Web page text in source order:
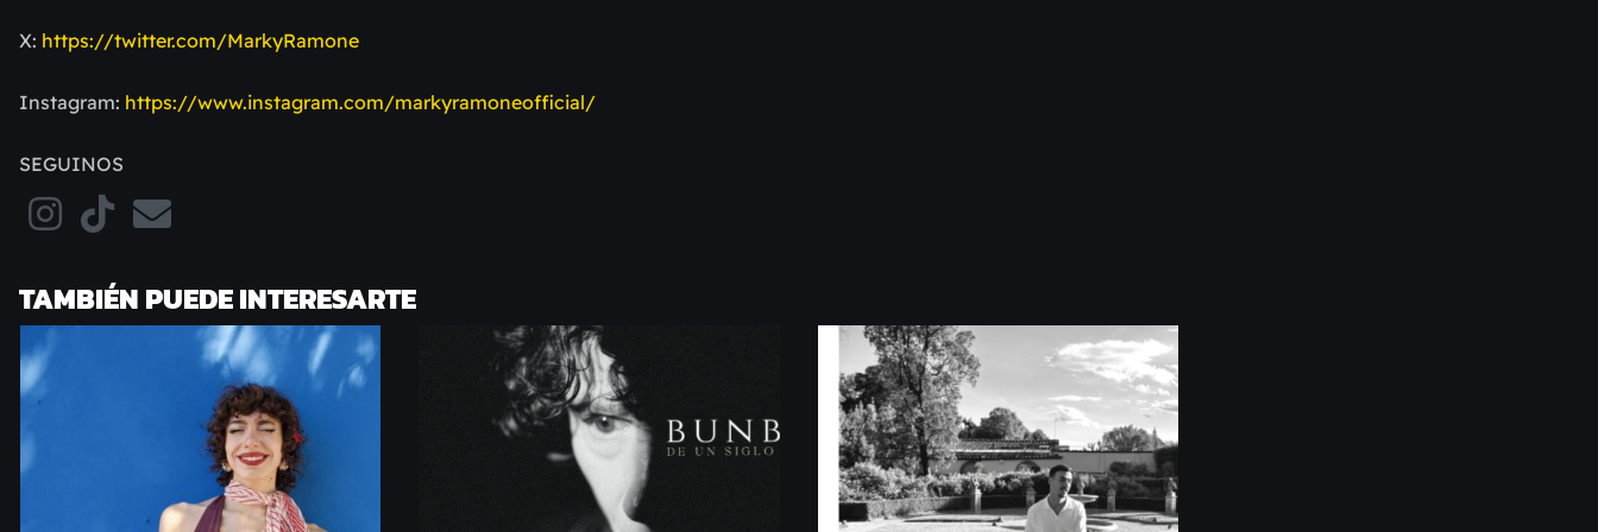
X: https://twitter.com/MarkyRamone
Instagram: https://www.instagram.com/markyramoneofficial/
SEGUINOS
TAMBIÉN PUEDE INTERESARTE